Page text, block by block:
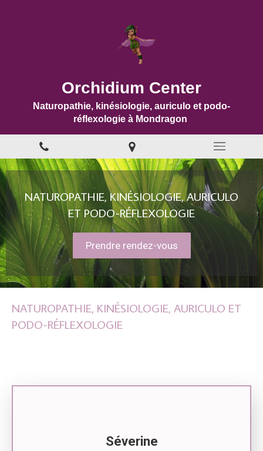
Orchidium Center
Naturopathie, kinésiologie, auriculo et podo-
réflexologie à Mondragon
NATUROPATHIE, KINÉSIOLOGIE, AURICULO
ET PODO-RÉFLEXOLOGIE
Prendre rendez-vous
NATUROPATHIE, KINÉSIOLOGIE, AURICULO ET
PODO-RÉFLEXOLOGIE
Séverine